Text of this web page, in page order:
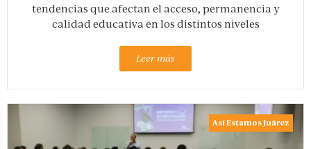
tendencias que afectan el acceso, permanencia y
calidad educativa en los distintos niveles
Leer más
Así Estamos Juárez